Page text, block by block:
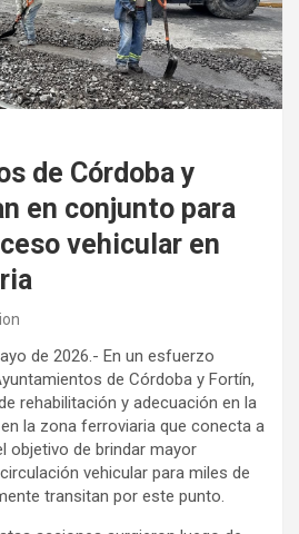
de Córdoba y
en conjunto para
vehicular en
de 2026.- En un esfuerzo
de Córdoba y Fortín,
rehabilitación y adecuación en la
la zona ferroviaria que conecta a
objetivo de brindar mayor
vehicular para miles de
transitan por este punto.